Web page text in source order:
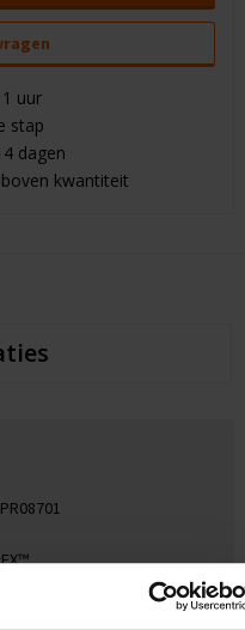
uur
stap
dagen
kwantiteit